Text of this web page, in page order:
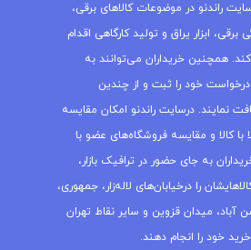
راندنو در موضوعات کالاهای برقی،
برقی، ابزار یراق و تولید کارگاهی اقدام
همچنین خریداران می‌توانند به
درخواست خود را ثبت و از چندین
نمایند. درسایت راندنو امکان مقایسه
با کالا و مقایسه فروشگاه‌های عضو با
به جای حضور در ترافیک بازار،
را درخیابان‌های لاله‌زار، جمهوری،
آباد، میدان قزوین و سایر نقاط تهران
خود را انجام دهند.